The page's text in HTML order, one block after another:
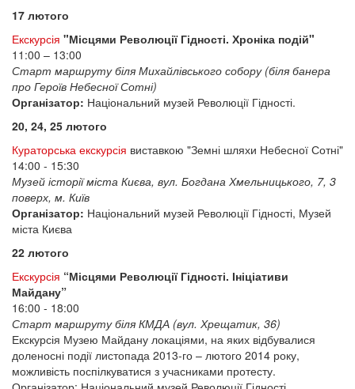
17 лютого
Екскурсія "Місцями Революції Гідності. Хроніка подій"
11:00 – 13:00
Старт маршруту біля Михайлівського собору (біля банера
про Героїв Небесної Сотні)
Організатор: Національний музей Революції Гідності.
20, 24, 25 лютого
Кураторська екскурсія виставкою "Земні шляхи Небесної Сотні"
14:00 - 15:30
Музей історії міста Києва, вул. Богдана Хмельницького, 7, 3
поверх, м. Київ
Організатор: Національний музей Революції Гідності, Музей
міста Києва
22 лютого
Екскурсія “Місцями Революції Гідності. Ініціативи
Майдану”
16:00 - 18:00
Старт маршруту біля КМДА (вул. Хрещатик, 36)
Екскурсія Музею Майдану локаціями, на яких відбувалися
доленосні події листопада 2013-го – лютого 2014 року,
можливість поспілкуватися з учасниками протесту.